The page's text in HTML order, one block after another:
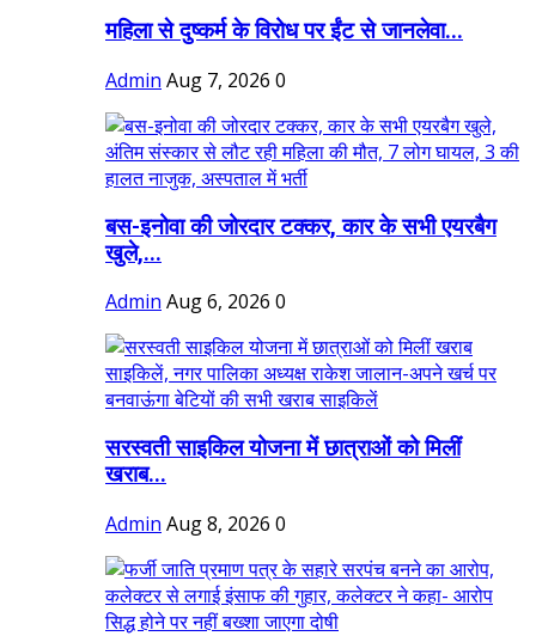
महिला से दुष्कर्म के विरोध पर ईंट से जानलेवा...
Admin Aug 7, 2026 0
बस-इनोवा की जोरदार टक्कर, कार के सभी एयरबैग
खुले,...
Admin Aug 6, 2026 0
सरस्वती साइकिल योजना में छात्राओं को मिलीं
खराब...
Admin Aug 8, 2026 0